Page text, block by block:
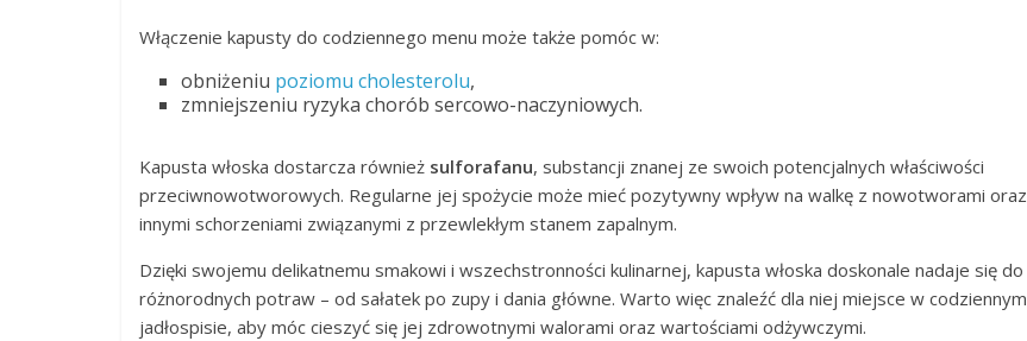
Włączenie kapusty do codziennego menu może także pomóc w:
obniżeniu poziomu cholesterolu,
zmniejszeniu ryzyka chorób sercowo-naczyniowych.
Kapusta włoska dostarcza również sulforafanu, substancji znanej ze swoich potencjalnych właściwości
przeciwnowotworowych. Regularne jej spożycie może mieć pozytywny wpływ na walkę z nowotworami oraz
innymi schorzeniami związanymi z przewlekłym stanem zapalnym.
Dzięki swojemu delikatnemu smakowi i wszechstronności kulinarnej, kapusta włoska doskonale nadaje się do
różnorodnych potraw – od sałatek po zupy i dania główne. Warto więc znaleźć dla niej miejsce w codziennym
jadłospisie, aby móc cieszyć się jej zdrowotnymi walorami oraz wartościami odżywczymi.